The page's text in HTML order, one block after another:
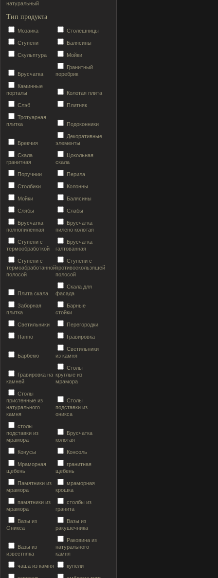
натуральный
Тип продукта
Мозаика Столешницы
Ступени Балясины
Скульптура Мойки
Брусчатка
Гранитный
поребрик
Каминные
порталы
Колотая плита
Слэб Плитняк
Тротуарная
плитка
Подоконники
Брекчия
Декоративные
элементы
Скала
гранитная
Цокольная
скала
Поручнии Перила
Столбики Колонны
Мойки Балясины
Слябы Слабы
Брусчатка
полнопиленная
Брусчатка
пилено колотая
Ступени с
термообработкой
Брусчатка
галтованная
Ступени с
термоабработанной
полосой
Ступени с
противоскользяшей
полосой
Плита скала
Скала для
фасада
Заборная
плитка
Барные
стойки
Светильники Перегородки
Панно Гравировка
Барбекю
Светильники
из камня
Гравировка на
камней
Столы
круглые из
мрамора
Столы
пристенные из
натурального
камня
Столы
подставки из
оникса
столы
подставки из
мрамора
Брусчатка
колотая
Конусы Консоль
Мраморная
щебень
гранитная
щебень
Памятники из
мрамора
мраморная
крошка
памятники из
мрамора
столбы из
гранита
Вазы из
Оникса
Вазы из
ракушечника
Вазы из
известняка
Раковина из
натурального
камня
чаша из камня купели